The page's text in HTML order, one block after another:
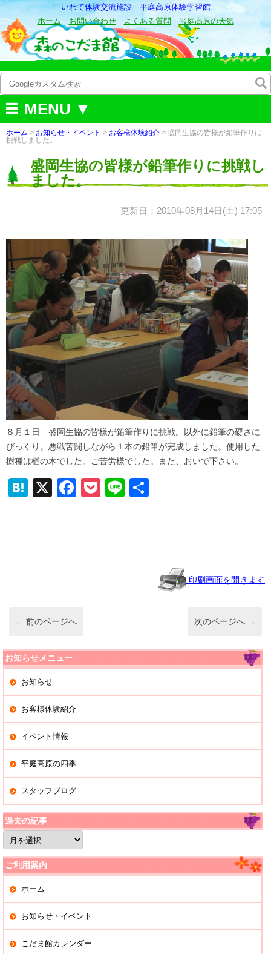
いわて体験交流施設 平庭高原体験学習館
ホーム｜ お問い合わせ｜ よくある質問 ｜ 平庭高原の天気
MENU ▼
ホーム > お知らせ・イベント > お客様体験紹介 > 盛岡生協の皆様が鉛筆作りに
挑戦しました。
盛岡生協の皆様が鉛筆作りに挑戦し
ました。
更新日：2010年08月14日(土) 17:05
８月１日 盛岡生協の皆様が鉛筆作りに挑戦。以外に鉛筆の硬さに
びっくり。悪戦苦闘しながら１本の鉛筆が完成しました。使用した
樹種は楢の木でした。ご苦労様でした。また、おいで下さい。
H
X
F
k
P
Li
印刷画面を開きます
← 前のページへ 次のページへ →
お知らせメニュー
お知らせ
お客様体験紹介
イベント情報
平庭高原の四季
スタッフブログ
過去の記事
過
去
の
記
事
ご利用案内
ホーム
お知らせ・イベント
こだま館カレンダー